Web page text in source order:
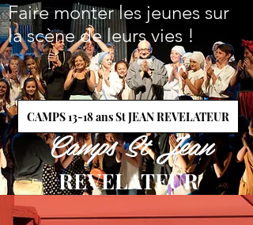
Faire monter les jeunes sur
la scène de leurs vies !
CAMPS 13-18 ans St JEAN REVELATEUR
Camps St Jean
REVELATEUR